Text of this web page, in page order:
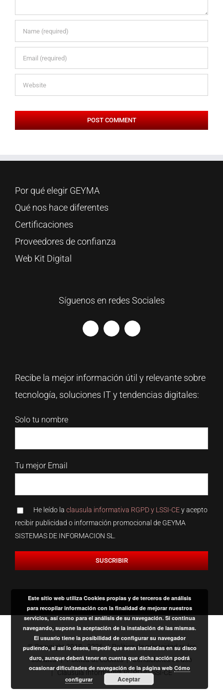
Por qué elegir GEYMA
Qué nos hace diferentes
Certificaciones
Proveedores de confianza
Web Kit Digital
Síguenos en redes Sociales
Recibe la mejor información útil y relevante sobre
tecnología, soluciones IT y tendencias digitales:
Solo tu nombre
Tu mejor Email
He leído la clausula informativa RGPD y LSSI-CEy acepto
recibir publicidad o información promocional de GEYMA
SISTEMAS DE INFORMACION SL.
© Copyright 2018 -2026 |Política de privacidad redes
sociales|Política de cookies|Condiciones de uso
|Clausula Informativa RGPD y LSSI-CE
Este sitio web utiliza Cookies propias y de terceros de análisis
para recopilar información con la finalidad de mejorar nuestros
servicios, así como para el análisis de su navegación. Si continua
navegando, supone la aceptación de la instalación de las mismas.
El usuario tiene la posibilidad de configurar su navegador
pudiendo, si así lo desea, impedir que sean instaladas en su disco
duro, aunque deberá tener en cuenta que dicha acción podrá
ocasionar dificultades de navegación de la página webCómo
configurar
Aceptar